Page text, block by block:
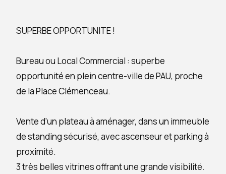
SUPERBE OPPORTUNITE !
Bureau ou Local Commercial : superbe
opportunité en plein centre-ville de PAU, proche
de la Place Clémenceau.
Vente d'un plateau à aménager, dans un immeuble
de standing sécurisé, avec ascenseur et parking à
proximité.
3 très belles vitrines offrant une grande visibilité.